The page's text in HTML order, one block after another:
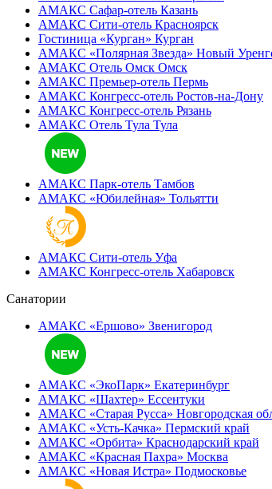
АМАКС Сафар-отель Казань
АМАКС Сити-отель Красноярск
Гостиница «‎Курган» Курган
АМАКС «Полярная Звезда» Новый
АМАКС Отель ‎Омск Омск
АМАКС Премьер-отель Пермь
АМАКС Конгресс-отель Ростов-на-Дону
АМАКС Конгресс-отель Рязань
АМАКС Отель Тула Тула
АМАКС Парк-отель Тамбов
АМАКС «‎Юбилейная» Тольятти
АМАКС Сити-отель Уфа
АМАКС Конгресс-отель Хабаровск
Санатории
АМАКС «Ершово» Звенигород
АМАКС «ЭкоПарк» Екатеринбург
АМАКС «‎Шахтер» Ессентуки
АМАКС «‎Старая Русса» Новгородская
АМАКС «‎Усть-Качка» Пермский край
АМАКС «‎Орбита» Краснодарский край
АМАКС «‎Красная Пахра» Москва
АМАКС «‎Новая Истра» Подмосковье